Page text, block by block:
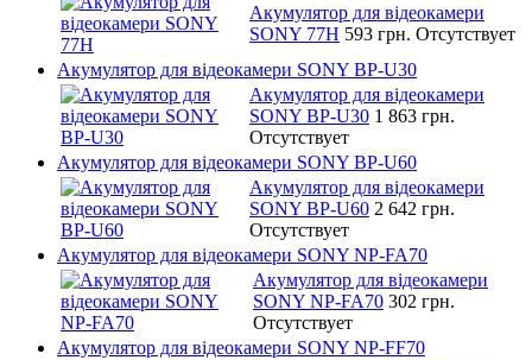
Акумулятор для відеокамери
SONY 77H 593 грн. Отсутствует
Акумулятор для відеокамери SONY BP-U30
Акумулятор для відеокамери
SONY BP-U30 1 863 грн.
Отсутствует
Акумулятор для відеокамери SONY BP-U60
Акумулятор для відеокамери
SONY BP-U60 2 642 грн.
Отсутствует
Акумулятор для відеокамери SONY NP-FA70
Акумулятор для відеокамери
SONY NP-FA70 302 грн.
Отсутствует
Акумулятор для відеокамери SONY NP-FF70